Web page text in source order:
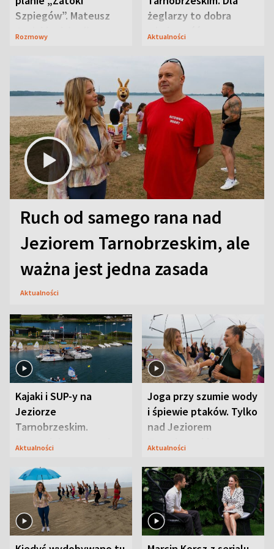
Szpiegów”. Mateusz
Janicki odsłonił
Rozmowy
żeglarzy to dobra
wiadomość
Aktualności
Ruch od samego rana nad
Jeziorem Tarnobrzeskim, ale
ważna jest jedna zasada
Aktualności
Kajaki i SUP-y na
Jeziorze
Tarnobrzeskim.
Przyrodnicy zwracają
Aktualności
Joga przy szumie wody
i śpiewie ptaków. Tylko
nad Jeziorem
Tarnobrzeskim
Aktualności